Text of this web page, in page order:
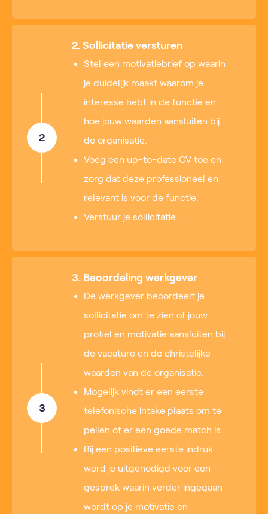
2
2. Sollicitatie versturen
Stel een motivatiebrief op waarin
je duidelijk maakt waarom je
interesse hebt in de functie en
hoe jouw waarden aansluiten bij
de organisatie.
Voeg een up-to-date CV toe en
zorg dat deze professioneel en
relevant is voor de functie.
Verstuur je sollicitatie.
3
3. Beoordeling werkgever
De werkgever beoordeelt je
sollicitatie om te zien of jouw
profiel en motivatie aansluiten bij
de vacature en de christelijke
waarden van de organisatie.
Mogelijk vindt er een eerste
telefonische intake plaats om te
peilen of er een goede match is.
Bij een positieve eerste indruk
word je uitgenodigd voor een
gesprek waarin verder ingegaan
wordt op je motivatie en